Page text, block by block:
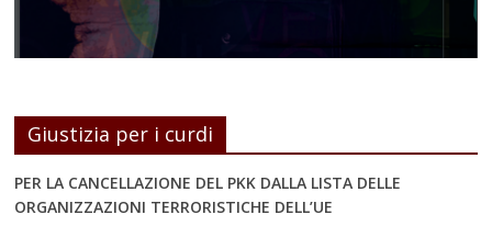
Giustizia per i curdi
PER LA CANCELLAZIONE DEL PKK DALLA LISTA DELLE
ORGANIZZAZIONI TERRORISTICHE DELL’UE